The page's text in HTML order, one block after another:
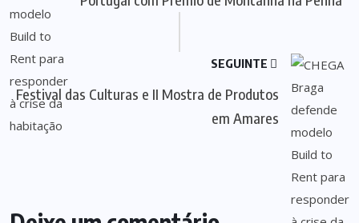
SEGUINTE
Festival das Culturas e II Mostra de Produtos
em Amares